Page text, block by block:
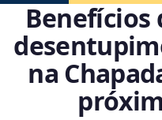
Benefícios
na